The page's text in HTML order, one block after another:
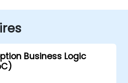
Business Logic